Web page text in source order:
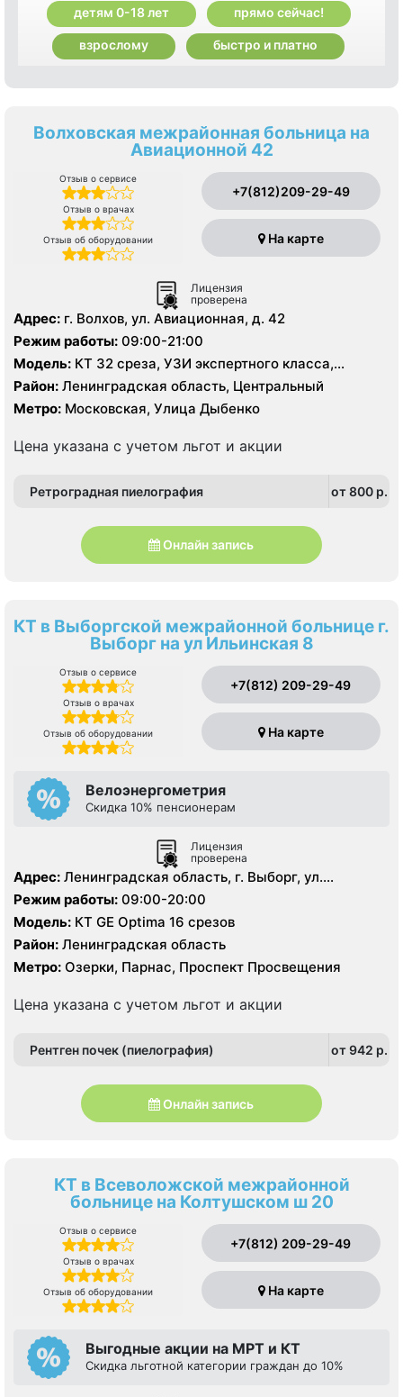
детям 0-18 лет прямо сейчас!
взрослому быстро и платно
Волховская межрайонная больница на
Авиационной 42
Отзыв о сервисе
Отзыв о врачах
Отзыв об оборудовании
+7(812)209-29-49
На карте
Лицензия
проверена
Адрес: г. Волхов, ул. Авиационная, д. 42
Режим работы: 09:00-21:00
Модель: КТ 32 среза, УЗИ экспертного класса,
цифровой рентген
Район: Ленинградская область, Центральный
Метро: Московская, Улица Дыбенко
Цена указана с учетом льгот и акции
Ретроградная пиелография от 800 p.
Онлайн запись
КТ в Выборгской межрайонной больнице г.
Выборг на ул Ильинская 8
Отзыв о сервисе
Отзыв о врачах
Отзыв об оборудовании
+7(812) 209-29-49
На карте
Велоэнергометрия
Скидка 10% пенсионерам
Лицензия
проверена
Адрес: Ленинградская область, г. Выборг, ул.
Ильинская, д.8.
Режим работы: 09:00-20:00
Модель: КТ GE Optima 16 срезов
Район: Ленинградская область
Метро: Озерки, Парнас, Проспект Просвещения
Цена указана с учетом льгот и акции
Рентген почек (пиелография) от 942 p.
Онлайн запись
КТ в Всеволожской межрайонной
больнице на Колтушском ш 20
Отзыв о сервисе
Отзыв о врачах
Отзыв об оборудовании
+7(812) 209-29-49
На карте
Выгодные акции на МРТ и КТ
Скидка льготной категории граждан до 10%